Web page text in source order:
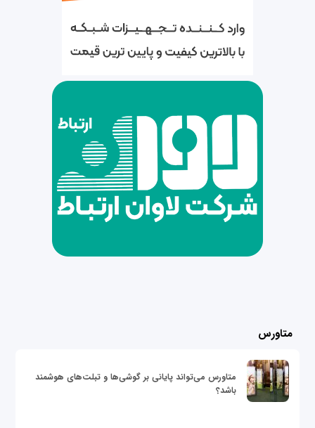
متاورس
متاورس می‌تواند پایانی بر گوشی‌ها و تبلت‌های هوشمند
باشد؟